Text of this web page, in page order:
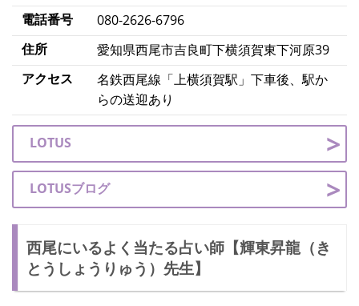
電話番号
080-2626-6796
住所
愛知県西尾市吉良町下横須賀東下河原39
アクセス
名鉄西尾線「上横須賀駅」下車後、駅か
らの送迎あり
LOTUS
LOTUSブログ
西尾にいるよく当たる占い師【輝東昇龍（き
とうしょうりゅう）先生】